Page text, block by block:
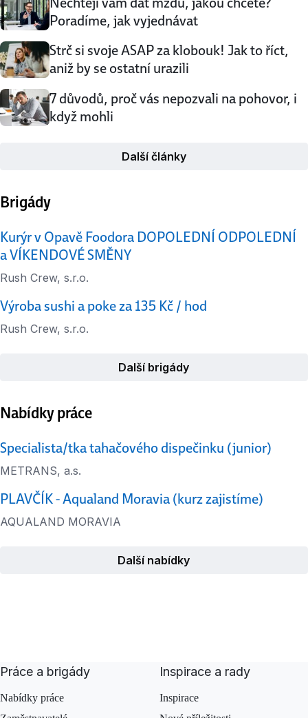
Poradíme, jak vyjednávat
Strč si svoje ASAP za klobouk! Jak to říct,
aniž by se ostatní urazili
7 důvodů, proč vás nepozvali na pohovor, i
když mohli
Další články
Brigády
Kurýr v Opavě Foodora DOPOLEDNÍ ODPOLEDNÍ
a VÍKENDOVÉ SMĚNY
Rush Crew, s.r.o.
Výroba sushi a poke za 135 Kč / hod
Rush Crew, s.r.o.
Další brigády
Nabídky práce
Specialista/tka tahačového dispečinku (junior)
METRANS, a.s.
PLAVČÍK - Aqualand Moravia (kurz zajistíme)
AQUALAND MORAVIA
Další nabídky
Práce a brigády
Nabídky práce
Inspirace a rady
Inspirace